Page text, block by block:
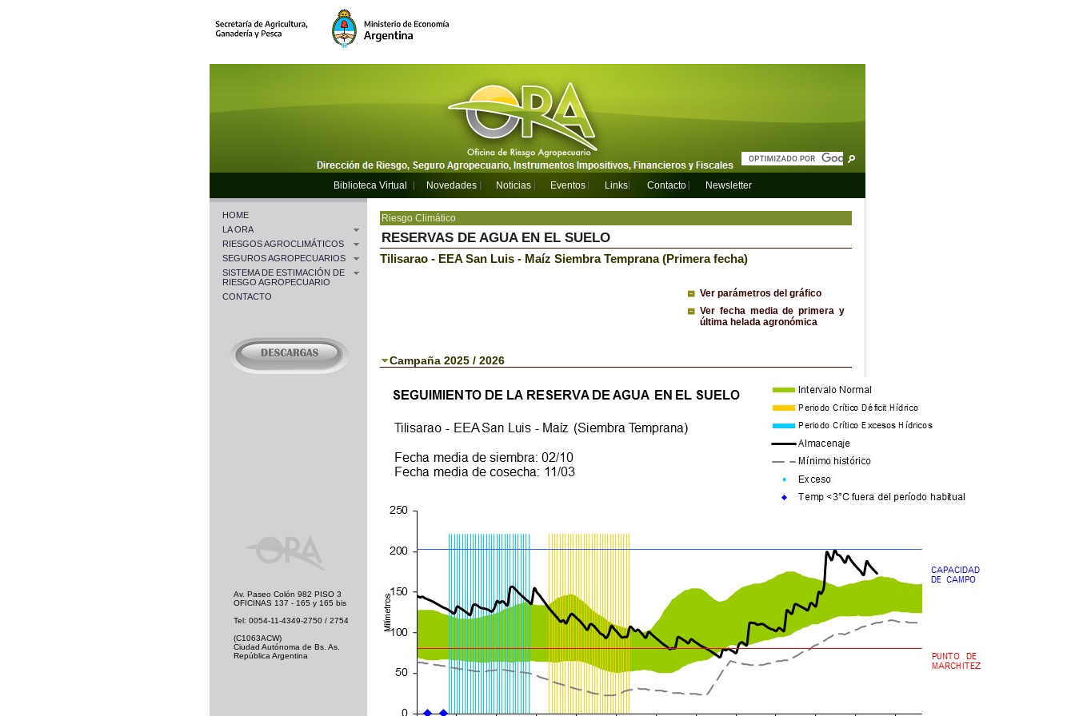
Biblioteca Virtual Novedades Noticias Eventos Links Contacto Newsletter
HOME
LA ORA
RIESGOS AGROCLIMÁTICOS
SEGUROS AGROPECUARIOS
SISTEMA DE ESTIMACIÓN DE
RIESGO AGROPECUARIO
CONTACTO
Riesgo Climático
RESERVAS DE AGUA EN EL SUELO
Tilisarao - EEA San Luis - Maíz Siembra Temprana (Primera fecha)
Ver parámetros del gráfico
Ver fecha media de primera y
última helada agronómica
Campaña 2025 / 2026
Av. Paseo Colón 982 PISO 3
OFICINAS 137 - 165 y 165 bis
Tel: 0054-11-4349-2750 / 2754
(C1063ACW)
Ciudad Autónoma de Bs. As.
República Argentina